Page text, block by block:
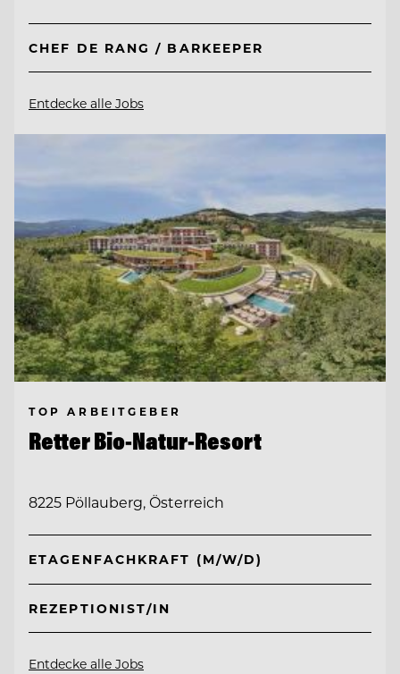
CHEF DE RANG / BARKEEPER
Entdecke alle Jobs
TOP ARBEITGEBER
Retter Bio-Natur-Resort
8225 Pöllauberg, Österreich
ETAGENFACHKRAFT (M/W/D)
REZEPTIONIST/IN
Entdecke alle Jobs